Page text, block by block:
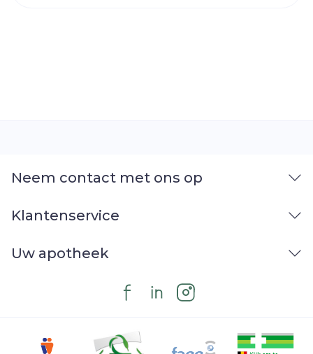
Neem contact met ons op
Klantenservice
Uw apotheek